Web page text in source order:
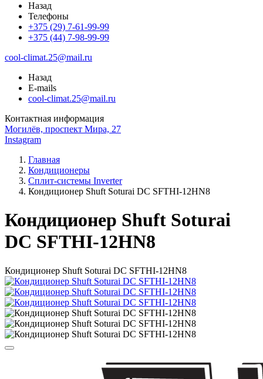
Назад
Телефоны
+375 (29) 7-61-99-99
+375 (44) 7-98-99-99
cool-climat.25@mail.ru
Назад
E-mails
cool-climat.25@mail.ru
Контактная информация
Могилёв, проспект Мира, 27
Instagram
Главная
Кондиционеры
Сплит-системы Inverter
Кондиционер Shuft Soturai DC SFTHI-12HN8
Кондиционер Shuft Soturai
DC SFTHI-12HN8
Кондиционер Shuft Soturai DC SFTHI-12HN8